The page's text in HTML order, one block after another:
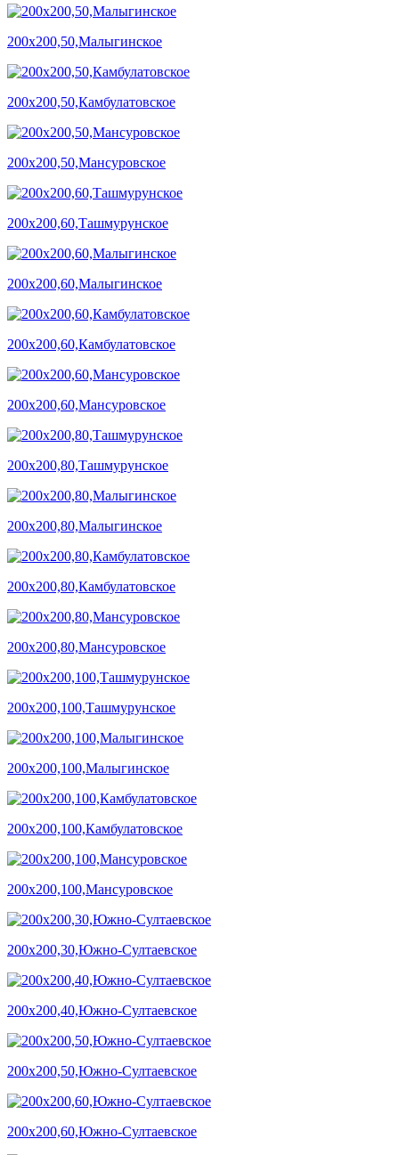
200х200,50,Малыгинское
200х200,50,Камбулатовское
200х200,50,Мансуровское
200х200,60,Ташмурунское
200х200,60,Малыгинское
200х200,60,Камбулатовское
200х200,60,Мансуровское
200х200,80,Ташмурунское
200х200,80,Малыгинское
200х200,80,Камбулатовское
200х200,80,Мансуровское
200х200,100,Ташмурунское
200х200,100,Малыгинское
200х200,100,Камбулатовское
200х200,100,Мансуровское
200х200,30,Южно-Султаевское
200х200,40,Южно-Султаевское
200х200,50,Южно-Султаевское
200х200,60,Южно-Султаевское